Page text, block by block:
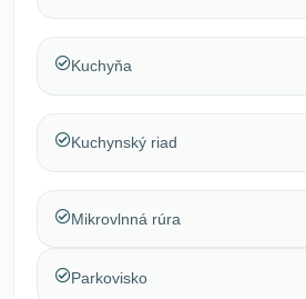
Kuchyňa
Kuchynský riad
Mikrovlnná rúra
Parkovisko